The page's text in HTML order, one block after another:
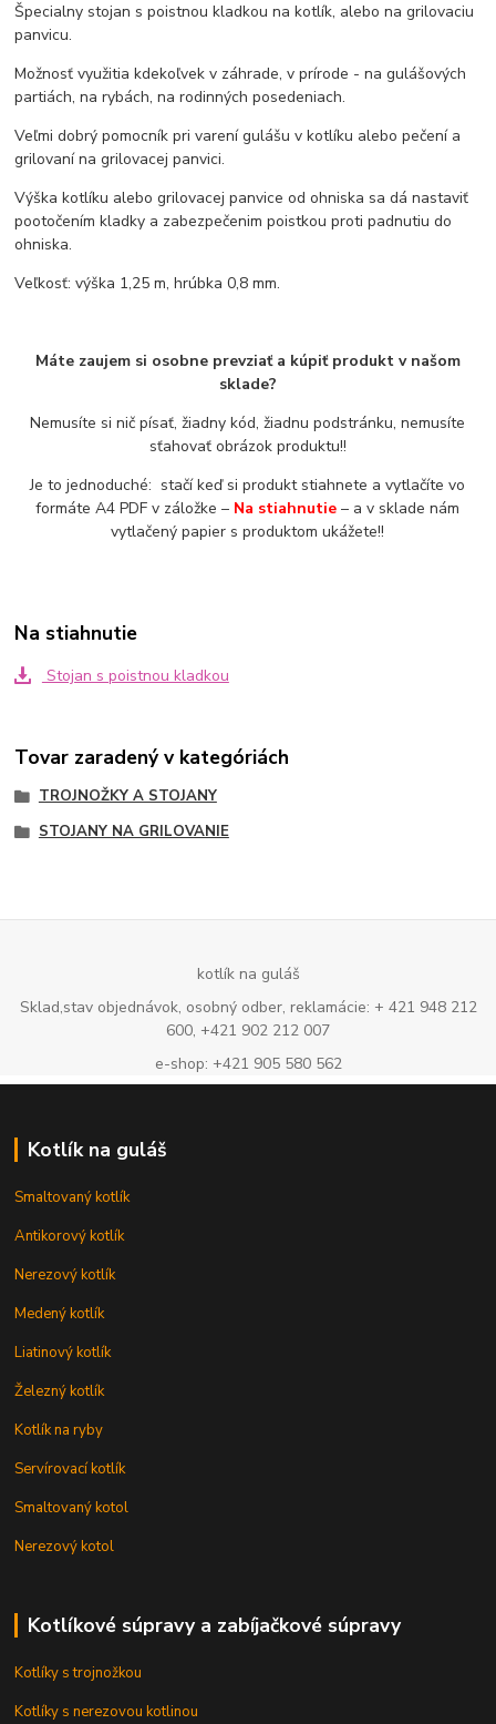
Špecialny stojan s poistnou kladkou na kotlík, alebo na grilovaciu
panvicu.
Možnosť využitia kdekoľvek v záhrade, v prírode - na gulášových
partiách, na rybách, na rodinných posedeniach.
Veľmi dobrý pomocník pri varení gulášu v kotlíku alebo pečení a
grilovaní na grilovacej panvici.
Výška kotlíku alebo grilovacej panvice od ohniska sa dá nastaviť
pootočením kladky a zabezpečenim poistkou proti padnutiu do
ohniska.
Veľkosť: výška 1,25 m, hrúbka 0,8 mm.
Máte zaujem si osobne prevziať a kúpiť produkt v našom
sklade?
Nemusíte si nič písať, žiadny kód, žiadnu podstránku, nemusíte
sťahovať obrázok produktu!!
Je to jednoduché: stačí keď si produkt stiahnete a vytlačíte vo
formáte A4 PDF v záložke – Na stiahnutie – a v sklade nám
vytlačený papier s produktom ukážete!!
Na stiahnutie
Stojan s poistnou kladkou
Tovar zaradený v kategóriách
TROJNOŽKY A STOJANY
STOJANY NA GRILOVANIE
kotlík na guláš
Sklad,stav objednávok, osobný odber, reklamácie: + 421 948 212
600, +421 902 212 007
e-shop: +421 905 580 562
Kotlík na guláš
Smaltovaný kotlík
Antikorový kotlík
Nerezový kotlík
Medený kotlík
Liatinový kotlík
Železný kotlík
Kotlík na ryby
Servírovací kotlík
Smaltovaný kotol
Nerezový kotol
Kotlíkové súpravy a zabíjačkové súpravy
Kotlíky s trojnožkou
Kotlíky s nerezovou kotlinou